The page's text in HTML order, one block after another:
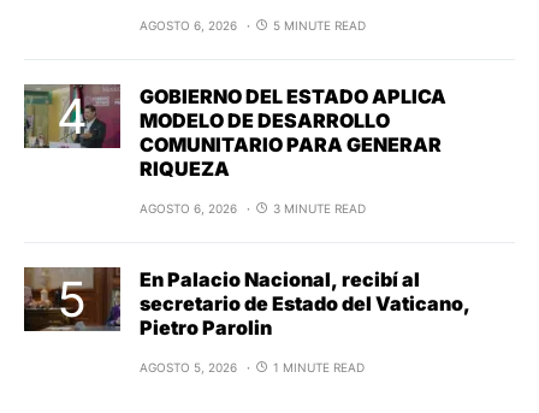
AGOSTO 6, 2026 5 MINUTE READ
GOBIERNO DEL ESTADO APLICA
MODELO DE DESARROLLO
COMUNITARIO PARA GENERAR
RIQUEZA
AGOSTO 6, 2026 3 MINUTE READ
En Palacio Nacional, recibí al
secretario de Estado del Vaticano,
Pietro Parolin
AGOSTO 5, 2026 1 MINUTE READ